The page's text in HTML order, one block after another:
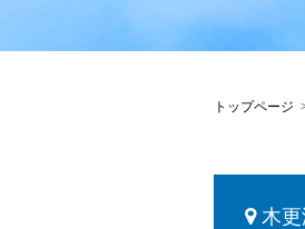
トップページ
木